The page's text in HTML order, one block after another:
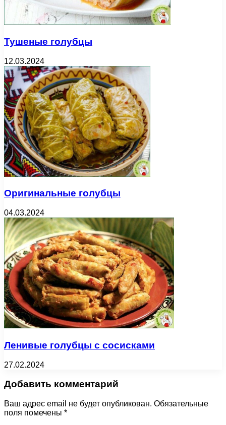
Тушеные голубцы
12.03.2024
Оригинальные голубцы
04.03.2024
Ленивые голубцы с сосисками
27.02.2024
Добавить комментарий
Ваш адрес email не будет опубликован. Обязательные
поля помечены *